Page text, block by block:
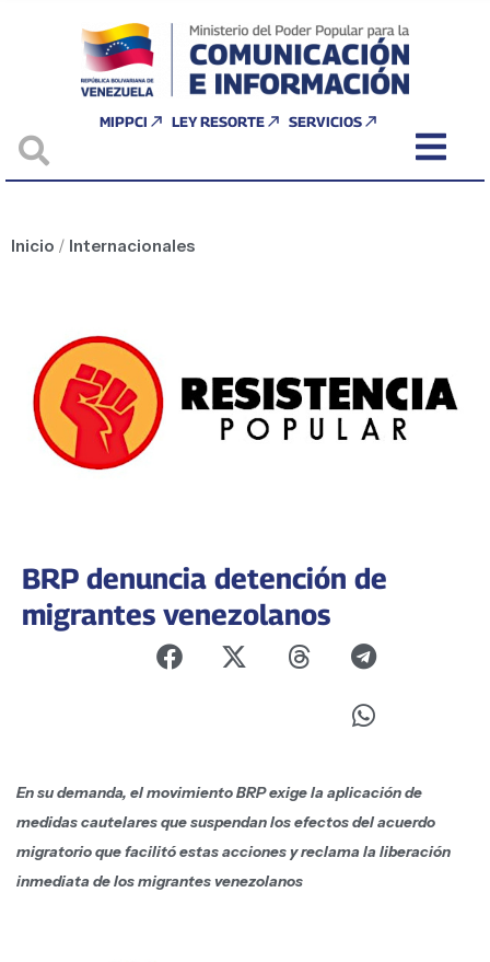
MIPPCI LEY RESORTE SERVICIOS
Inicio / Internacionales
BRP denuncia detención de
migrantes venezolanos
En su demanda, el movimiento BRP exige la aplicación de
medidas cautelares que suspendan los efectos del acuerdo
migratorio que facilitó estas acciones y reclama la liberación
inmediata de los migrantes venezolanos